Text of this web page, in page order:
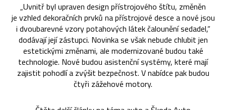
„Uvnitř byl upraven design přístrojového štítu, změněn
je vzhled dekoračních prvků na přístrojové desce a nové jsou
i dvoubarevné vzory potahových látek čalounění sedadel,“
dodávají její zástupci. Novinka se však nebude chlubit jen
estetickými změnami, ale modernizované budou také
technologie. Nové budou asistenční systémy, které mají
zajistit pohodlí a zvýšit bezpečnost. V nabídce pak budou
čtyři zážehové motory.